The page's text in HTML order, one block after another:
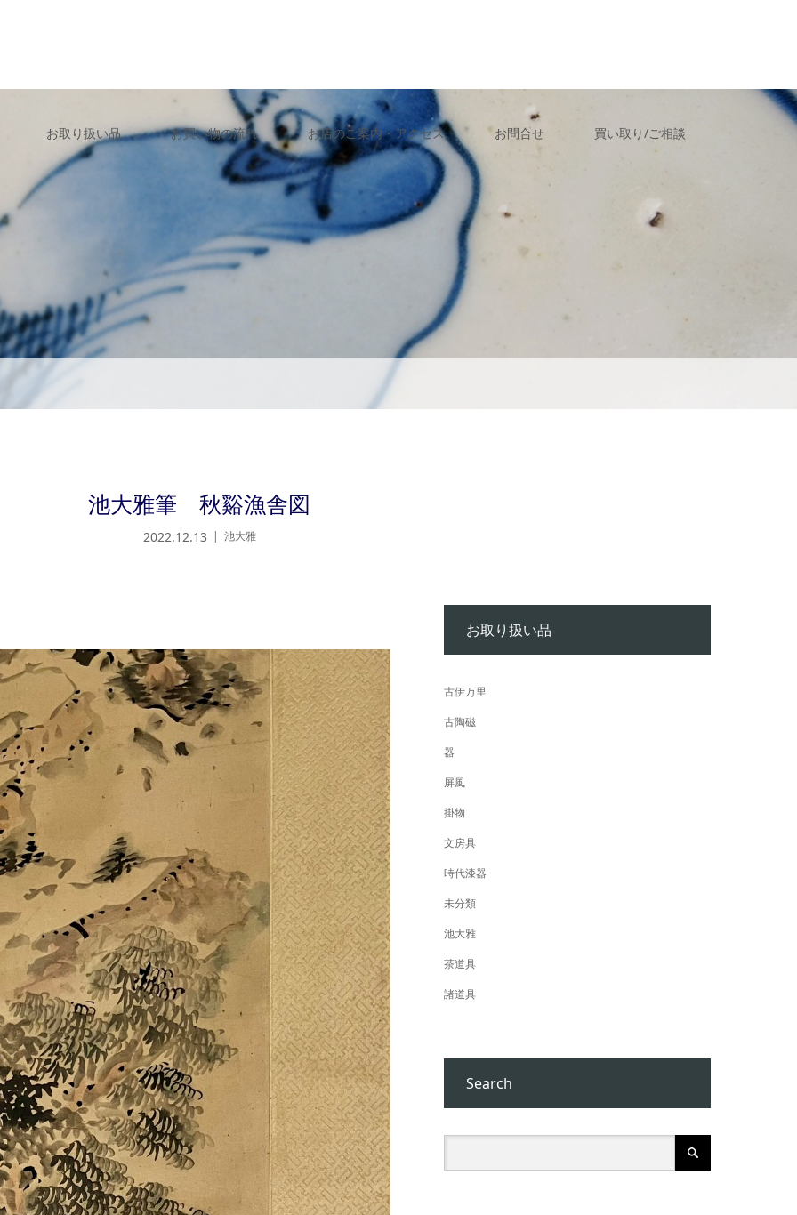
お取り扱い品 お買い物の流れ お店のご案内・アクセス お問合せ 買い取り/ご相談
池大雅筆 秋谿漁舎図
2022.12.13 池大雅
お取り扱い品
古伊万里
古陶磁
器
屏風
掛物
文房具
時代漆器
未分類
池大雅
茶道具
諸道具
Search